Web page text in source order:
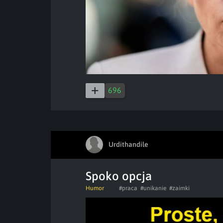
696
Urdithandile
Spoko opcja
Humor #praca #unikanie #zaimki